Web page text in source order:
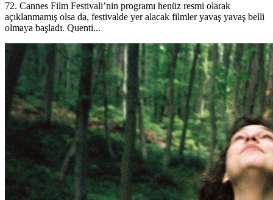
72. Cannes Film Festivali’nin programı henüz resmi olarak
açıklanmamış olsa da, festivalde yer alacak filmler yavaş yavaş belli
olmaya başladı. Quenti...